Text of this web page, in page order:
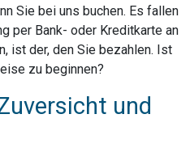
Sie bei uns buchen. Es fallen
per Bank- oder Kreditkarte an
ist der, den Sie bezahlen. Ist
zu beginnen?
und